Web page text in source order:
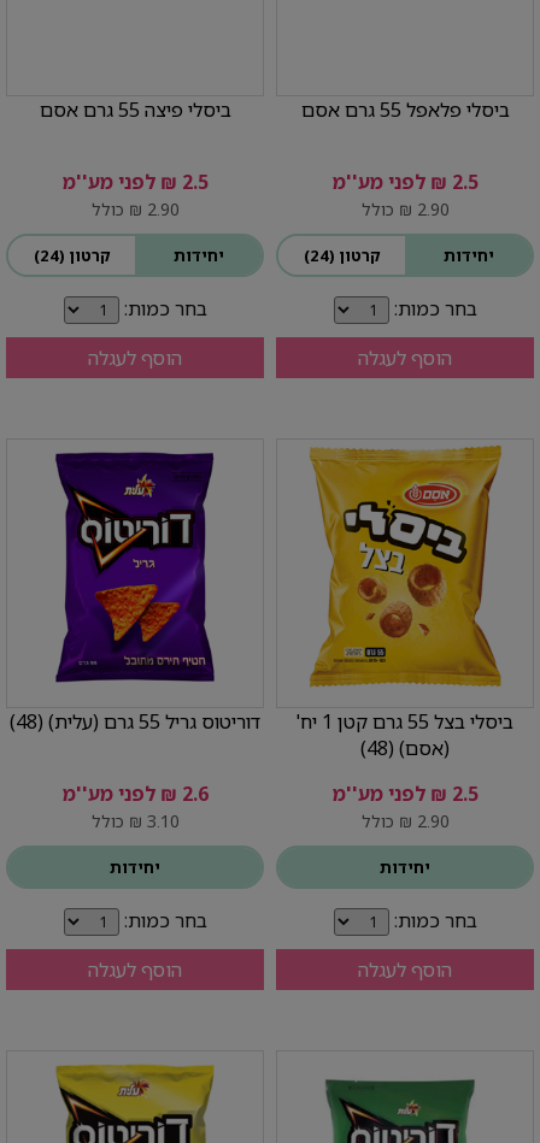
ביסלי פלאפל 55 גרם אסם
2.5 ₪ לפני מע''מ
2.90 ₪ כולל
יחידות קרטון (24)
בחר כמות:
הוסף לעגלה
ביסלי פיצה 55 גרם אסם
2.5 ₪ לפני מע''מ
2.90 ₪ כולל
יחידות קרטון (24)
בחר כמות:
הוסף לעגלה
ביסלי בצל 55 גרם קטן 1 יח'
(אסם) (48)
2.5 ₪ לפני מע''מ
2.90 ₪ כולל
יחידות
בחר כמות:
הוסף לעגלה
דוריטוס גריל 55 גרם (עלית) (48)
2.6 ₪ לפני מע''מ
3.10 ₪ כולל
יחידות
בחר כמות:
הוסף לעגלה